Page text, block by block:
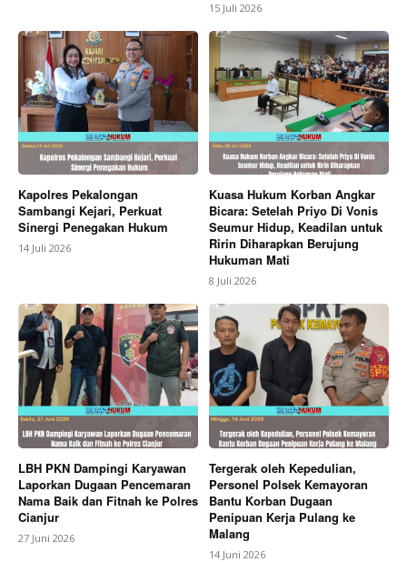
15 Juli 2026
Kapolres Pekalongan
Sambangi Kejari, Perkuat
Sinergi Penegakan Hukum
14 Juli 2026
Kuasa Hukum Korban Angkar
Bicara: Setelah Priyo Di Vonis
Seumur Hidup, Keadilan untuk
Ririn Diharapkan Berujung
Hukuman Mati
8 Juli 2026
LBH PKN Dampingi Karyawan
Laporkan Dugaan Pencemaran
Nama Baik dan Fitnah ke Polres
Cianjur
27 Juni 2026
Tergerak oleh Kepedulian,
Personel Polsek Kemayoran
Bantu Korban Dugaan
Penipuan Kerja Pulang ke
Malang
14 Juni 2026